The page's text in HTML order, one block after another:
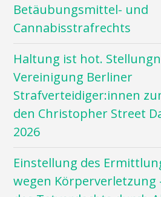
Betäubungsmittel- und
Cannabisstrafrechts
Haltung ist hot.
Vereinigung Berliner
Strafverteidiger:innen
den Christopher Street
2026
Einstellung des
wegen Körperverletzung